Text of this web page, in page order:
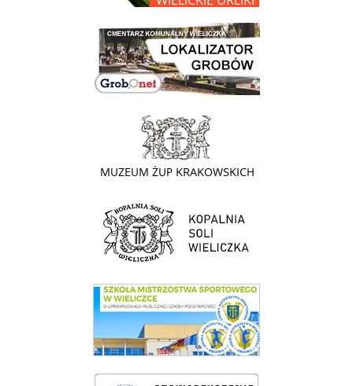
link do lokalizatora grobów na wielickim cmentarzu - grobnet
link do strony - Muzeum Żup Krakowskich Wieliczka
link do strony Kopalni Soli Wieliczka
link do SMS Wieliczka
wieliczka-wieliczanie na bis